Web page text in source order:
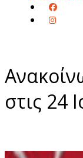
στις 24